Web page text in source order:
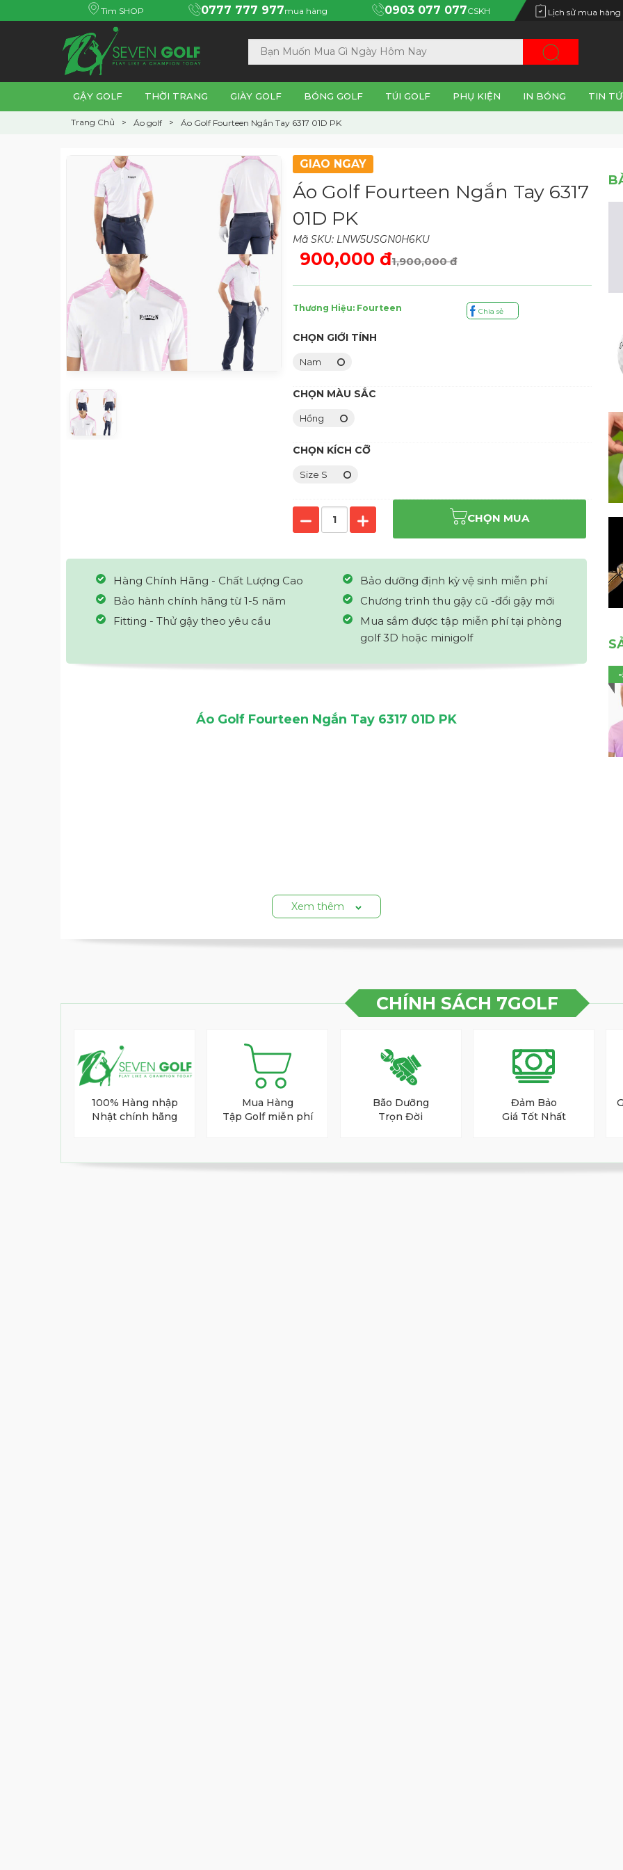
Tìm SHOP 0777 777 977mua hàng 0903 077 077CSKH Lịch sử mua hàng
GẬY GOLF THỜI TRANG GIÀY GOLF BÓNG GOLF TÚI GOLF PHỤ KIỆN IN BÓNG TIN
Trang Chủ Áo golf Áo Golf Fourteen Ngắn Tay 6317 01D PK
GIAO NGAY
Áo Golf Fourteen Ngắn Tay 6317
01D PK
Mã SKU: LNW5USGN0H6KU
900,000 đ1,900,000 đ
Thương Hiệu: Fourteen Chia sẻ
CHỌN GIỚI TÍNH
Nam
CHỌN MÀU SẮC
Hồng
CHỌN KÍCH CỠ
Size S
CHỌN MUA
Hàng Chính Hãng - Chất Lượng Cao
Bảo hành chính hãng từ 1-5 năm
Fitting - Thử gậy theo yêu cầu
Bảo dưỡng định kỳ vệ sinh miễn phí
Chương trình thu gậy cũ -đổi gậy mới
Mua sắm được tập miễn phí tại phòng
golf 3D hoặc minigolf
Áo Golf Fourteen Ngắn Tay 6317 01D PK
Xem thêm
CHÍNH SÁCH 7GOLF
100% Hàng nhập
Nhật chính hãng
Mua Hàng
Tập Golf miễn phí
Bão Dưỡng
Trọn Đời
Đảm Bảo
Giá Tốt Nhất